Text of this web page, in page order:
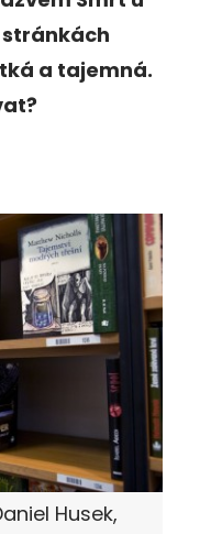
a tajemná.
Husek,